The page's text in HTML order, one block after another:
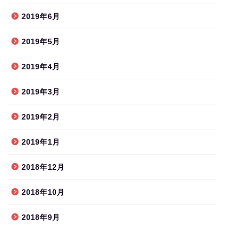
2019年6月
2019年5月
2019年4月
2019年3月
2019年2月
2019年1月
2018年12月
2018年10月
2018年9月